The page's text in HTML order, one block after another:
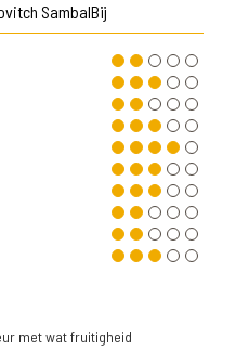
SambalBij
met wat fruitigheid